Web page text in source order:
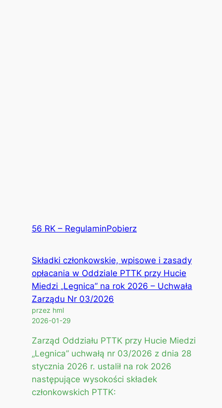
56 RK – RegulaminPobierz
Składki członkowskie, wpisowe i zasady
opłacania w Oddziale PTTK przy Hucie
Miedzi „Legnica” na rok 2026 – Uchwała
Zarządu Nr 03/2026
przez hml
2026-01-29
Zarząd Oddziału PTTK przy Hucie Miedzi
„Legnica” uchwałą nr 03/2026 z dnia 28
stycznia 2026 r. ustalił na rok 2026
następujące wysokości składek
członkowskich PTTK: